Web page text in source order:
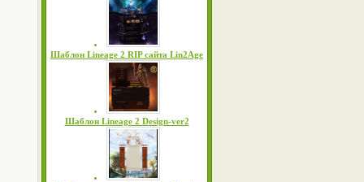
Шаблон Lineage 2 RIP сайта Lin2Age
Шаблон Lineage 2 Design-ver2